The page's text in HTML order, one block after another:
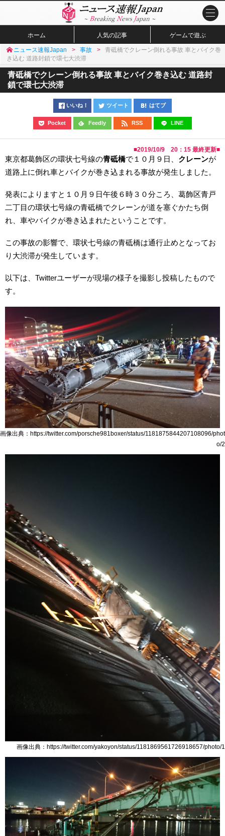
ホーム 人気の記事 ゲームで遊ぶ
ニュース速報Japan 事故
青砥橋でクレーン倒れる事故 車とバイク巻
き込む 道路封鎖で環七大渋滞
青砥橋でクレーン倒れる事故 車とバイク巻き込む 道路封
鎖で環七大渋滞
いいね！ ツイート はてブ
Pocket Feedly RSS LINE
■2019/10/9 20：15 最終更新■
東京都葛飾区の環状七号線の青砥橋で１０月９日、 クレーンが
道路上に倒れ車とバイクが巻き込まれる事故が発生しました。
発表によりますと１０月９日午後６時３０分ころ、葛飾区青戸
二丁目の環状七号線の青砥橋でクレーンが道を塞ぐかたち倒
れ、車やバイクが巻き込まれたということです。
この事故の影響で、環状七号線の青砥橋は通行止めとなってお
り大渋滞が発生しています。
以下は、Twitterユーザーが現場の様子を撮影し投稿したもので
す。
画像出典：https://twitter.com/porsche981boxer/status/1181875844207108096/phot
o/2
画像出典：https://twitter.com/yakoyon/status/1181869561726918657/photo/1